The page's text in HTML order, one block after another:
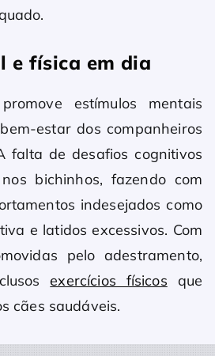
e física em dia
estímulos mentais
estar dos companheiros
falta de desafios cognitivos
bichinhos, fazendo com
indesejados como
e latidos excessivos. Com
pelo adestramento,
exercícios físicos que
cães saudáveis.